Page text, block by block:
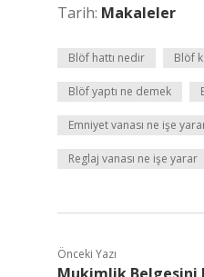
Tarih: Makaleler
Blöf hattı nedir Blöf
Blöf yaptı ne demek
Emniyet vanası ne işe
Reglaj vanası ne işe yarar
Önceki Yazı